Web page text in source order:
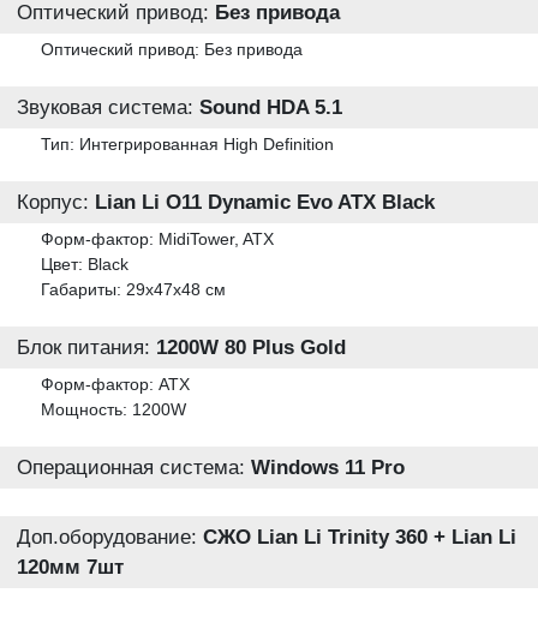
Оптический привод: Без привода
Оптический привод: Без привода
Звуковая система: Sound HDA 5.1
Тип: Интегрированная High Definition
Корпус: Lian Li O11 Dynamic Evo ATX Black
Форм-фактор: MidiTower, ATX
Цвет: Black
Габариты: 29x47x48 см
Блок питания: 1200W 80 Plus Gold
Форм-фактор: ATX
Мощность: 1200W
Операционная система: Windows 11 Pro
Доп.оборудование: СЖО Lian Li Trinity 360 + Lian Li
120мм 7шт